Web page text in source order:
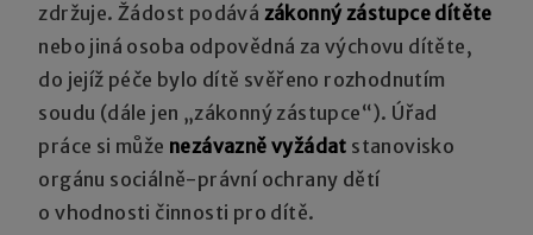
zdržuje. Žádost podává zákonný zástupce dítěte
nebo jiná osoba odpovědná za výchovu dítěte,
do jejíž péče bylo dítě svěřeno rozhodnutím
soudu (dále jen „zákonný zástupce“). Úřad
práce si může nezávazně vyžádat stanovisko
orgánu sociálně-právní ochrany dětí
o vhodnosti činnosti pro dítě.